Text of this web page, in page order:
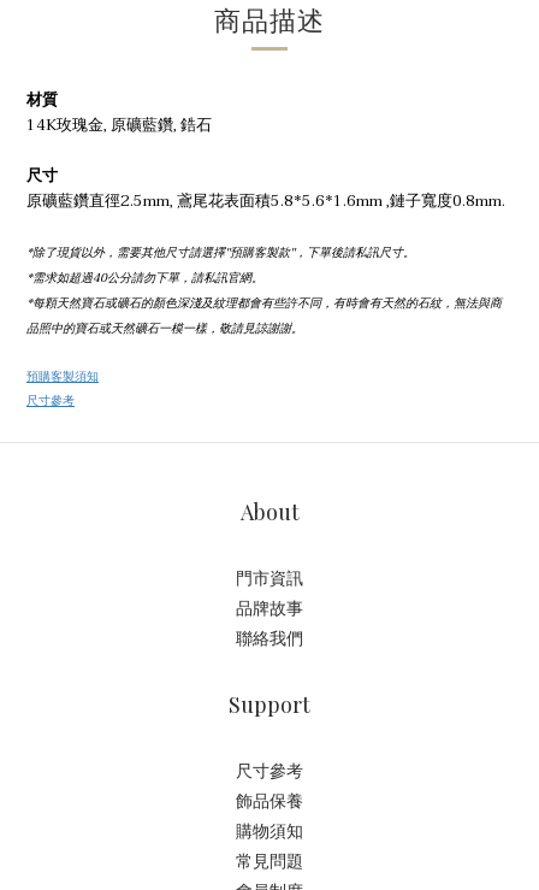
商品描述
材質
14K玫瑰金, 原礦藍鑽, 鋯石
尺寸
原礦藍鑽直徑2.5mm, 鳶尾花表面積5.8*5.6*1.6mm ,鏈子寬度0.8mm.
*除了現貨以外，需要其他尺寸請選擇''預購客製款''，下單後請私訊尺寸。
*需求如超過40公分請勿下單，請私訊官網。
*每顆天然寶石或礦石的顏色深淺及紋理都會有些許不同，有時會有天然的石紋，無法與商
品照中的寶石或天然礦石一模一樣，敬請見諒謝謝。
預購客製須知
尺寸參考
About
門市資訊
品牌故事
聯絡我們
Support
尺寸參考
飾品保養
購物須知
常見問題